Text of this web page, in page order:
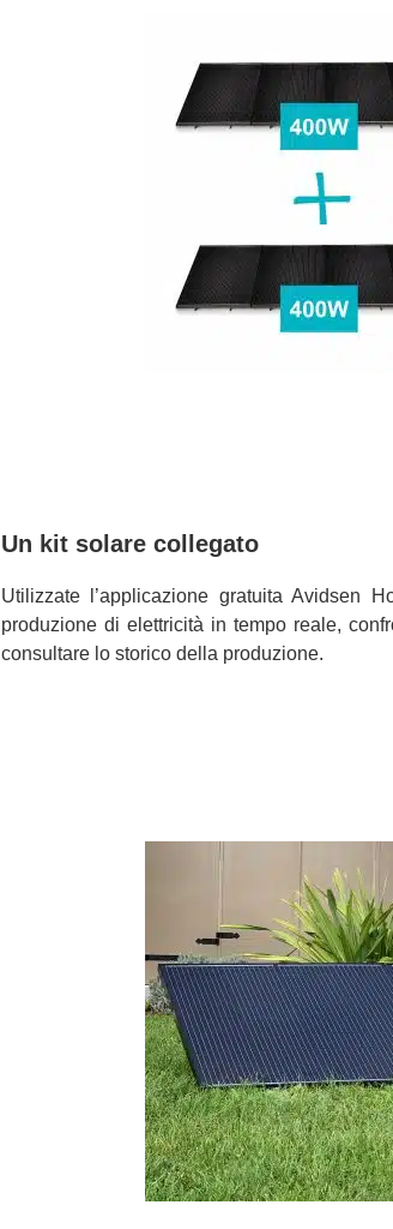
Un kit solare collegato
Utilizzate l’applicazione gratuita Avidsen
produzione di elettricità in tempo reale,
consultare lo storico della produzione.